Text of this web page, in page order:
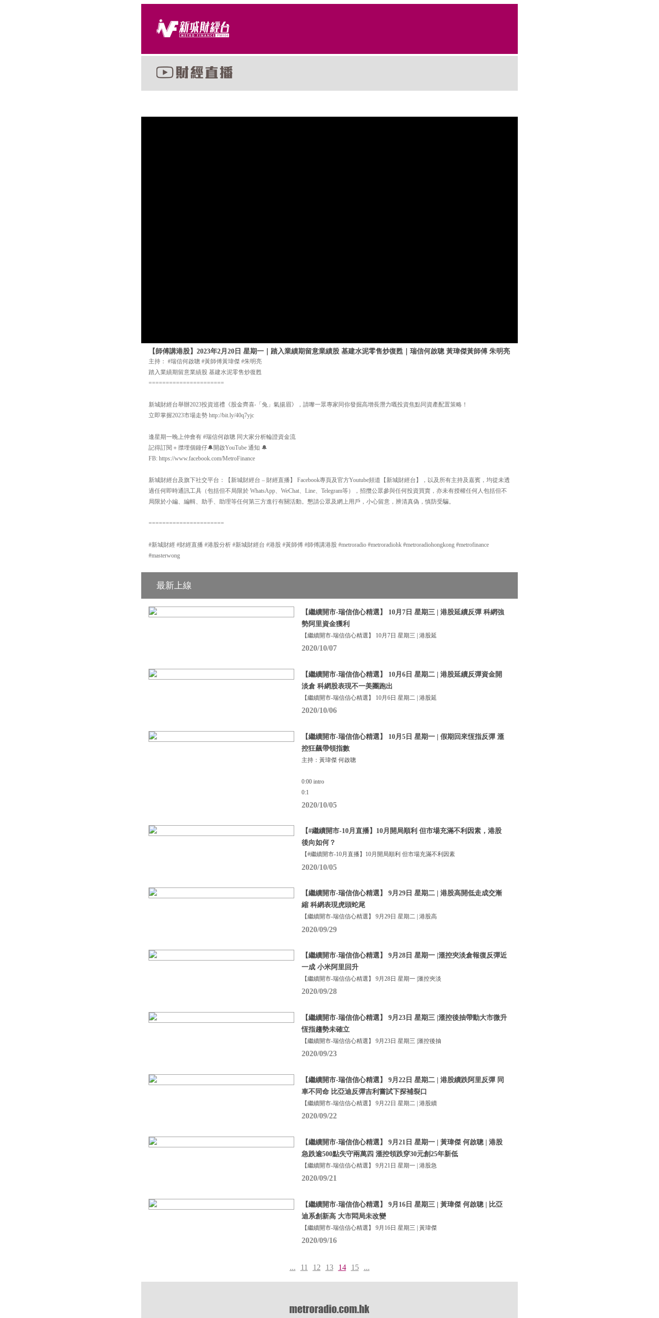
【師傅講港股】2023年2月20日 星期一｜踏入業績期留意業績股 基建水泥零售炒復甦｜瑞信何啟聰 黃瑋傑黃師傅 朱明亮
主持： #瑞信何啟聰 #黃師傅黃瑋傑 #朱明亮
踏入業績期留意業績股 基建水泥零售炒復甦
======================
新城財經台舉辦2023投資巡禮《股金齊喜‧「兔」氣揚眉》，請嚟一眾專家同你發掘高增長潛力嘅投資焦點同資產配置策略！
立即掌握2023市場走勢 http://bit.ly/40q7yjc
逢星期一晚上仲會有 #瑞信何啟聰 同大家分析輪證資金流
記得訂閱＋㩒埋個鐘仔🔔開啟YouTube 通知 🔔
FB: https://www.facebook.com/MetroFinance
新城財經台及旗下社交平台：【新城財經台 – 財經直播】 Facebook專頁及官方Youtube頻道【新城財經台】，以及所有主持及嘉賓，均從未透
過任何即時通訊工具（包括但不局限於 WhatsApp、WeChat、Line、Telegram等），招攬公眾參與任何投資買賣，亦未有授權任何人包括但不
局限於小編、編輯、助手、助理等任何第三方進行有關活動。懇請公眾及網上用戶，小心留意，辨清真偽，慎防受騙。
======================
#新城財經 #財經直播 #港股分析 #新城財經台 #港股 #黃師傅 #師傅講港股 #metroradio #metroradiohk #metroradiohongkong #metrofinance
#masterwong
最新上線
【繼續開市-瑞信信心精選】 10月7日 星期三 | 港股延續反彈 科網強
勢阿里資金獲利
【繼續開市-瑞信信心精選】 10月7日 星期三 | 港股延
2020/10/07
【繼續開市-瑞信信心精選】 10月6日 星期二 | 港股延續反彈資金開
淡倉 科網股表現不一美團跑出
【繼續開市-瑞信信心精選】 10月6日 星期二 | 港股延
2020/10/06
【繼續開市-瑞信信心精選】 10月5日 星期一 | 假期回來恆指反彈 滙
控狂飆帶領指數
主持：黃瑋傑 何啟聰
0:00 intro
0:1
2020/10/05
【#繼續開市-10月直播】10月開局順利 但市場充滿不利因素，港股
後向如何？
【#繼續開市-10月直播】10月開局順利 但市場充滿不利因素
2020/10/05
【繼續開市-瑞信信心精選】 9月29日 星期二 | 港股高開低走成交漸
縮 科網表現虎頭蛇尾
【繼續開市-瑞信信心精選】 9月29日 星期二 | 港股高
2020/09/29
【繼續開市-瑞信信心精選】 9月28日 星期一 |滙控夾淡倉報復反彈近
一成 小米阿里回升
【繼續開市-瑞信信心精選】 9月28日 星期一 |滙控夾淡
2020/09/28
【繼續開市-瑞信信心精選】 9月23日 星期三 |滙控後抽帶動大市微升
恆指趨勢未確立
【繼續開市-瑞信信心精選】 9月23日 星期三 |滙控後抽
2020/09/23
【繼續開市-瑞信信心精選】 9月22日 星期二 | 港股續跌阿里反彈 同
車不同命 比亞迪反彈吉利嘗試下探補裂口
【繼續開市-瑞信信心精選】 9月22日 星期二 | 港股續
2020/09/22
【繼續開市-瑞信信心精選】 9月21日 星期一 | 黃瑋傑 何啟聰 | 港股
急跌逾500點失守兩萬四 滙控領跌穿30元創25年新低
【繼續開市-瑞信信心精選】 9月21日 星期一 | 港股急
2020/09/21
【繼續開市-瑞信信心精選】 9月16日 星期三 | 黃瑋傑 何啟聰 | 比亞
迪系創新高 大市悶局未改變
【繼續開市-瑞信信心精選】 9月16日 星期三 | 黃瑋傑
2020/09/16
... 11 12 13 14 15 ...